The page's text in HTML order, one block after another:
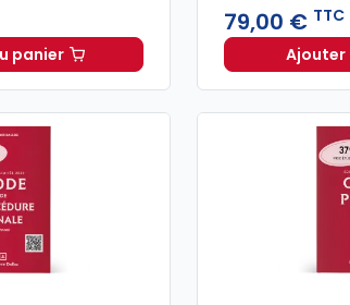
panier
Code de procédure civile 2027 annoté.
79,00 € TTC
Ajouter